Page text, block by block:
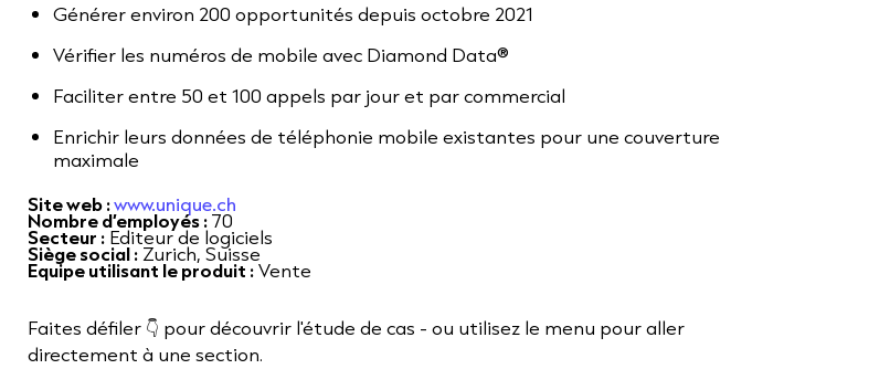
Générer environ 200 opportunités depuis octobre 2021
Vérifier les numéros de mobile avec Diamond Data®
Faciliter entre 50 et 100 appels par jour et par commercial
Enrichir leurs données de téléphonie mobile existantes pour une couverture
maximale
Site web :www.unique.ch
Nombre d’employés :70
Secteur : Editeur de logiciels
Siège social :Zurich, Suisse
Equipe utilisant le produit :Vente
Faites défiler 👇 pour découvrir l'étude de cas - ou utilisez le menu pour aller
directement à une section.